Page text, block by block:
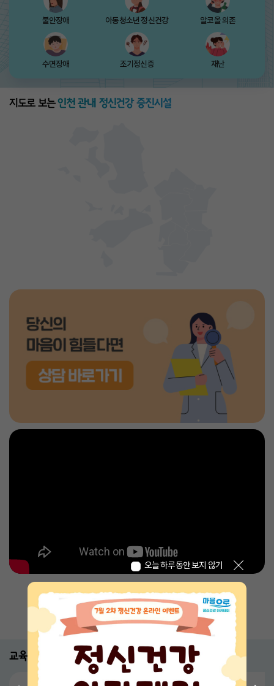
불안장애 아동청소년 정신건강 알코올 의존
수면장애 조기정신증 재난
지도로 보는 인천 관내 정신건강 증진시설
마음건강검사 마음회복 프로그램 상담실
교육
대기
오늘 하루동안 보지 않기